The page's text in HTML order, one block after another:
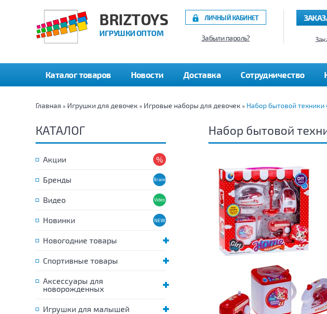
BRIZTOYS
ИГРУШКИ ОПТОМ
ЛИЧНЫЙ КАБИНЕТ
Забыли пароль?
Каталог товаров Новости Доставка Сотрудничество
Главная » Игрушки для девочек » Игровые наборы для девочек » Набор бытовой техники
КАТАЛОГ
Акции
Бренды
Видео
Новинки
Новогодние товары
Спортивные товары
Аксессуары для
новорожденных
Игрушки для малышей
Набор бытовой